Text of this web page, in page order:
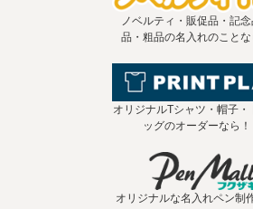
ノベルティ・販促品・記
品・粗品の名入れのことな
オリジナルTシャツ・帽子・
ッグのオーダーなら！
オリジナルな名入れペン制